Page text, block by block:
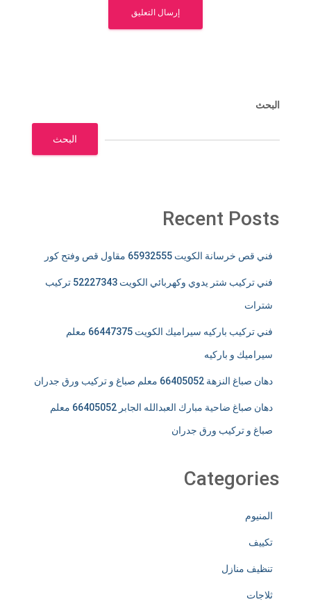
البحث
البحث
Recent Posts
فني قص خرسانة الكويت 65932555 مقاول قص وفتح كور
فني تركيب شتر يدوي وكهربائي الكويت 52227343 تركيب
شترات
فني تركيب باركيه سيراميك الكويت 66447375 معلم
سيراميك و باركيه
دهان صباغ النزهة 66405052 معلم صباغ و تركيب ورق جدران
دهان صباغ ضاحية مبارك العبدالله الجابر 66405052 معلم
صباغ و تركيب ورق جدران
Categories
المنيوم
تكييف
تنظيف منازل
ثلاجات